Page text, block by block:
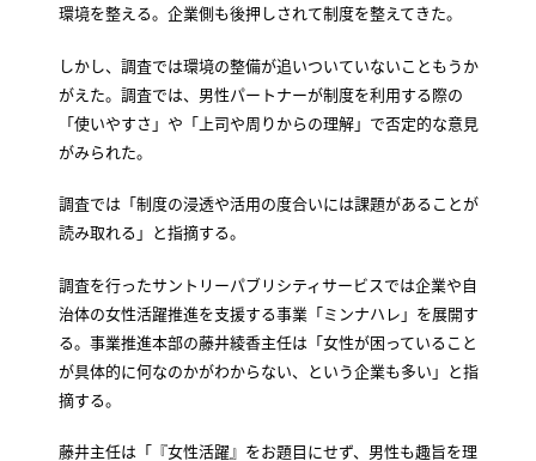
環境を整える。企業側も後押しされて制度を整えてきた。
しかし、調査では環境の整備が追いついていないこともうか
がえた。調査では、男性パートナーが制度を利用する際の
「使いやすさ」や「上司や周りからの理解」で否定的な意見
がみられた。
調査では「制度の浸透や活用の度合いには課題があることが
読み取れる」と指摘する。
調査を行ったサントリーパブリシティサービスでは企業や自
治体の女性活躍推進を支援する事業「ミンナハレ」を展開す
る。事業推進本部の藤井綾香主任は「女性が困っていること
が具体的に何なのかがわからない、という企業も多い」と指
摘する。
藤井主任は「『女性活躍』をお題目にせず、男性も趣旨を理